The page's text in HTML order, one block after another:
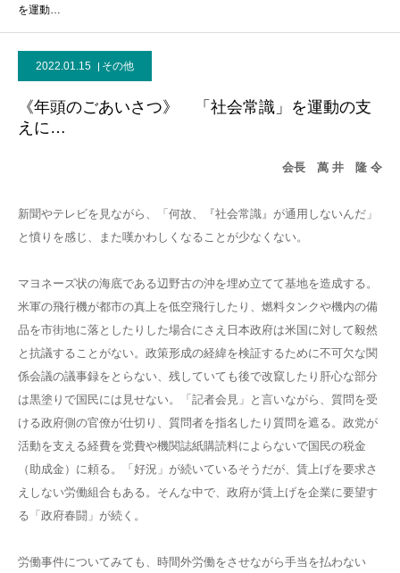
を運動…
2022.01.15 その他
《年頭のごあいさつ》 「社会常識」を運動の支
えに…
会長 萬 井 隆 令
新聞やテレビを見ながら、「何故、『社会常識』が通用しないんだ」
と憤りを感じ、また嘆かわしくなることが少なくない。
マヨネーズ状の海底である辺野古の沖を埋め立てて基地を造成する。
米軍の飛行機が都市の真上を低空飛行したり、燃料タンクや機内の備
品を市街地に落としたりした場合にさえ日本政府は米国に対して毅然
と抗議することがない。政策形成の経緯を検証するために不可欠な関
係会議の議事録をとらない、残していても後で改竄したり肝心な部分
は黒塗りで国民には見せない。「記者会見」と言いながら、質問を受
ける政府側の官僚が仕切り、質問者を指名したり質問を遮る。政党が
活動を支える経費を党費や機関誌紙購読料によらないで国民の税金
（助成金）に頼る。「好況」が続いているそうだが、賃上げを要求さ
えしない労働組合もある。そんな中で、政府が賃上げを企業に要望す
る「政府春闘」が続く。
労働事件についてみても、時間外労働をさせながら手当を払わない